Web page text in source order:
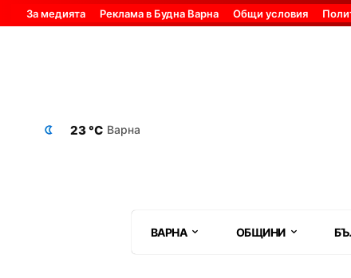
За медията Реклама в Будна Варна Общи условия
23 °C Варна
ВАРНА ОБЩИНИ